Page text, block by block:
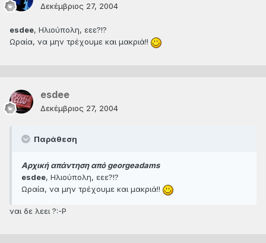
Δεκέμβριος 27, 2004
esdee, Ηλιούπολη, εεε?!?
Ωραία, να μην τρέχουμε και μακριά!!
esdee
Δεκέμβριος 27, 2004
Παράθεση
Αρχική απάντηση από georgeadams
esdee, Ηλιούπολη, εεε?!?
Ωραία, να μην τρέχουμε και μακριά!!
ναι δε λεει ?:-P